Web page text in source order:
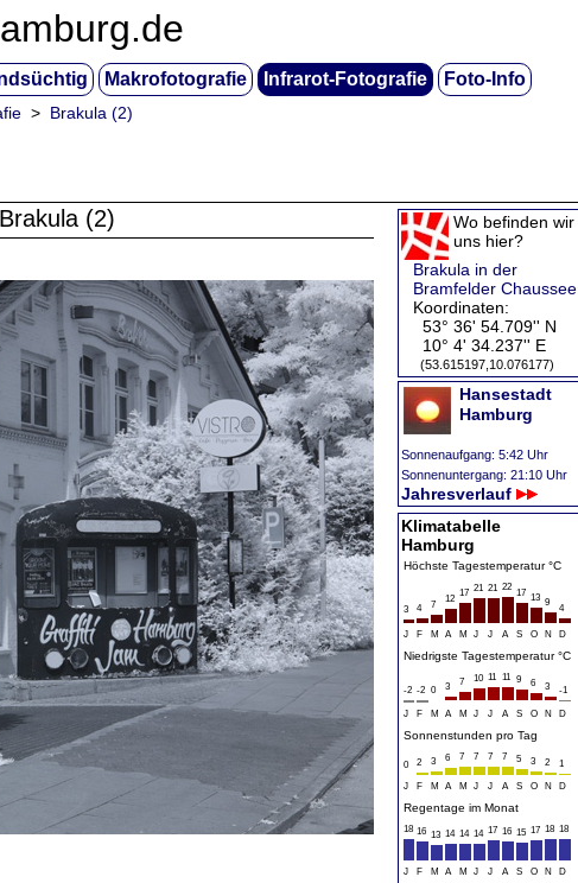
Makrofotografie Infrarot-Fotografie Foto-Info
> Brakula (2)
(2)
Wo befinden wir
uns hier?
Brakula in der
Bramfelder Chaussee
Koordinaten:
53° 36' 54.709'' N
10° 4' 34.237'' E
(53.615197,10.076177)
Hansestadt
Hamburg
Sonnenaufgang: 5:42 Uhr
Sonnenuntergang: 21:10 Uhr
Jahresverlauf
Klimatabelle
Hamburg
Höchste Tagestemperatur °C
3 4 7
12
17 21 21 22
17 13 9
4
J F M A M J J A S O N D
Niedrigste Tagestemperatur °C
-2 -2 0 3 7 10 11 11 9 6 3 -1
J F M A M J J A S O N D
Sonnenstunden pro Tag
0 2 3 6 7 7 7 7 5 3 2 1
J F M A M J J A S O N D
Regentage im Monat
18 16 13 14 14 14 17 16 15 17 18 18
J F M A M J J A S O N D